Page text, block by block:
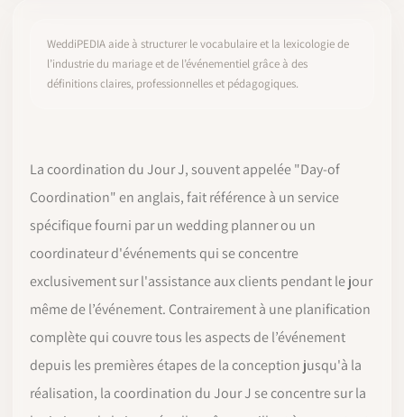
COMMENCER
WeddiPEDIA aide à structurer le vocabulaire et la lexicologie de
l’industrie du mariage et de l’événementiel grâce à des
définitions claires, professionnelles et pédagogiques.
La coordination du Jour J, souvent appelée "Day-of
Coordination" en anglais, fait référence à un service
spécifique fourni par un wedding planner ou un
coordinateur d'événements qui se concentre
exclusivement sur l'assistance aux clients pendant le jour
même de l’événement. Contrairement à une planification
complète qui couvre tous les aspects de l’événement
depuis les premières étapes de la conception jusqu'à la
réalisation, la coordination du Jour J se concentre sur la